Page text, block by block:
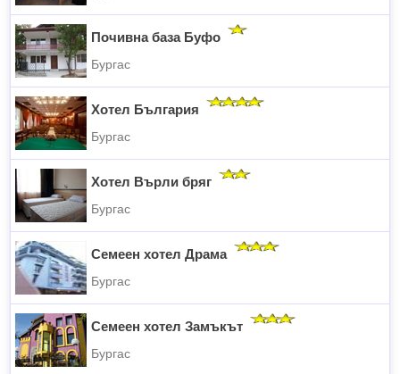
Почивна база Буфо
Бургас
Хотел България
Бургас
Хотел Върли бряг
Бургас
Семеен хотел Драма
Бургас
Семеен хотел Замъкът
Бургас